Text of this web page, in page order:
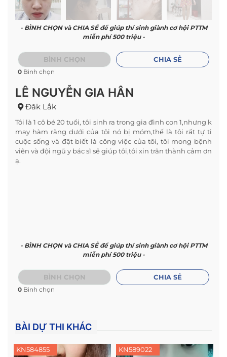
- BÌNH CHỌN và CHIA SẺ để giúp thí sinh giành cơ hội PTTM
miễn phí 500 triệu -
BÌNH CHỌN
0 Bình chọn
CHIA SẺ
LÊ NGUYỄN GIA HÂN
Đăk Lắk
Tôi là 1 cô bé 20 tuổi, tôi sinh ra trong gia đình con 1,nhưng k
may hàm răng dưới của tôi nó bị móm,thế là tôi rất tự ti
cuộc sống và đặt biết là công việc của tôi, tôi mong bệnh
viên và đội ngũ y bác sĩ sẽ giúp tôi,tôi xin trân thành cảm ơn
ạ.
- BÌNH CHỌN và CHIA SẺ để giúp thí sinh giành cơ hội PTTM
miễn phí 500 triệu -
BÌNH CHỌN
0 Bình chọn
CHIA SẺ
BÀI DỰ THI KHÁC
KN584855 KN589022